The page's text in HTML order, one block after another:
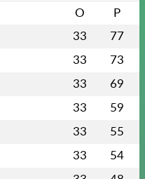
O P
33 77
33 73
33 69
33 59
33 55
33 54